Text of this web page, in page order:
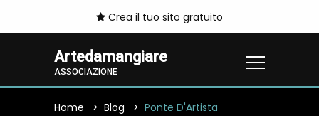
Crea il tuo sito gratuito
Artedamangiare
ASSOCIAZIONE
Home Blog Ponte D'Artista